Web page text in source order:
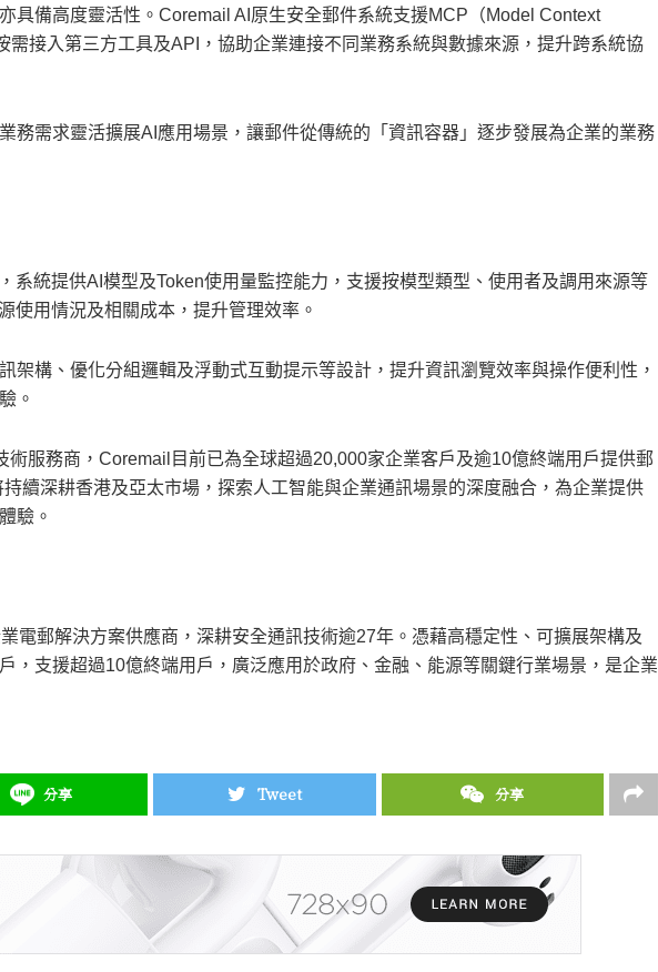
具備高度靈活性。Coremail AI原生安全郵件系統支援MCP（Model Context
需接入第三方工具及API，協助企業連接不同業務系統與數據來源，提升跨系統協
務需求靈活擴展AI應用場景，讓郵件從傳統的「資訊容器」逐步發展為企業的業務
系統提供AI模型及Token使用量監控能力，支援按模型類型、使用者及調用來源等
使用情況及相關成本，提升管理效率。
架構、優化分組邏輯及浮動式互動提示等設計，提升資訊瀏覽效率與操作便利性，
。
術服務商，Coremail目前已為全球超過20,000家企業客戶及逾10億終端用戶提供郵
續深耕香港及亞太市場，探索人工智能與企業通訊場景的深度融合，為企業提供
驗。
電郵解決方案供應商，深耕安全通訊技術逾27年。憑藉高穩定性、可擴展架構及
，支援超過10億終端用戶，廣泛應用於政府、金融、能源等關鍵行業場景，是企業
分享 Tweet 分享